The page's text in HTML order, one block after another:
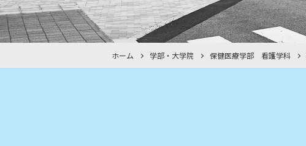
ホーム 学部・大学院 保健医療学部 看護学科